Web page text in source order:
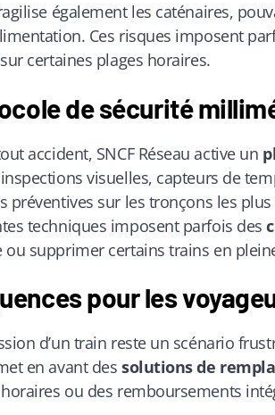
également les caténaires,
Ces risques imposent
certaines plages horaires.
de sécurité
accident, SNCF Réseau active un
visuelles, capteurs de
préventives sur les tronçons les
techniques imposent parfois des
ou supprimer certains trains en
pour les
d’un train reste un scénario
en avant des solutions de
horaires ou des remboursements